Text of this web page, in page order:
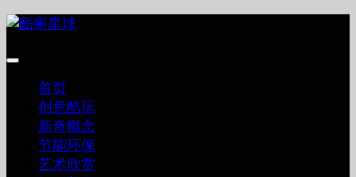
跳
内
首页
创意酷玩
新奇概念
节能环保
艺术欣赏